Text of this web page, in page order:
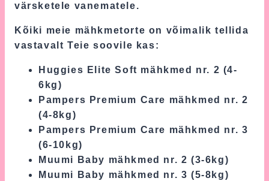
värsketele vanematele.
Kõiki meie mähkmetorte on võimalik tellida
vastavalt Teie soovile kas:
Huggies Elite Soft mähkmed nr. 2 (4-
6kg)
Pampers Premium Care mähkmed nr. 2
(4-8kg)
Pampers Premium Care mähkmed nr. 3
(6-10kg)
Muumi Baby mähkmed nr. 2 (3-6kg)
Muumi Baby mähkmed nr. 3 (5-8kg)